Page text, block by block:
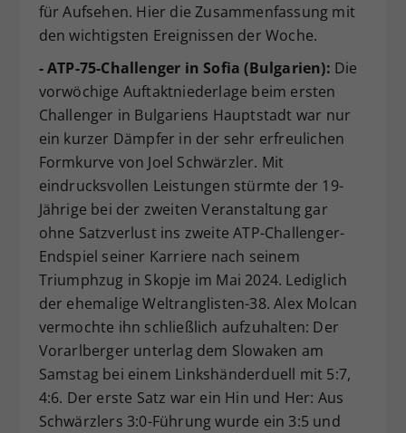
für Aufsehen. Hier die Zusammenfassung mit
den wichtigsten Ereignissen der Woche.
- ATP-75-Challenger in Sofia (Bulgarien): Die
vorwöchige Auftaktniederlage beim ersten
Challenger in Bulgariens Hauptstadt war nur
ein kurzer Dämpfer in der sehr erfreulichen
Formkurve von Joel Schwärzler. Mit
eindrucksvollen Leistungen stürmte der 19-
Jährige bei der zweiten Veranstaltung gar
ohne Satzverlust ins zweite ATP-Challenger-
Endspiel seiner Karriere nach seinem
Triumphzug in Skopje im Mai 2024. Lediglich
der ehemalige Weltranglisten-38. Alex Molcan
vermochte ihn schließlich aufzuhalten: Der
Vorarlberger unterlag dem Slowaken am
Samstag bei einem Linkshänderduell mit 5:7,
4:6. Der erste Satz war ein Hin und Her: Aus
Schwärzlers 3:0-Führung wurde ein 3:5 und